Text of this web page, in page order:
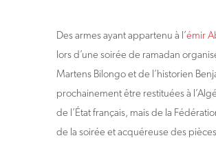
Des armes ayant appartenu à l’émir
lors d’une soirée de ramadan
Martens Bilongo et de l’historien
prochainement être restituées à
de l’État français, mais de la
de la soirée et acquéreuse des